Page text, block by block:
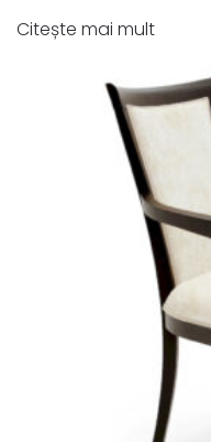
Citește mai mult